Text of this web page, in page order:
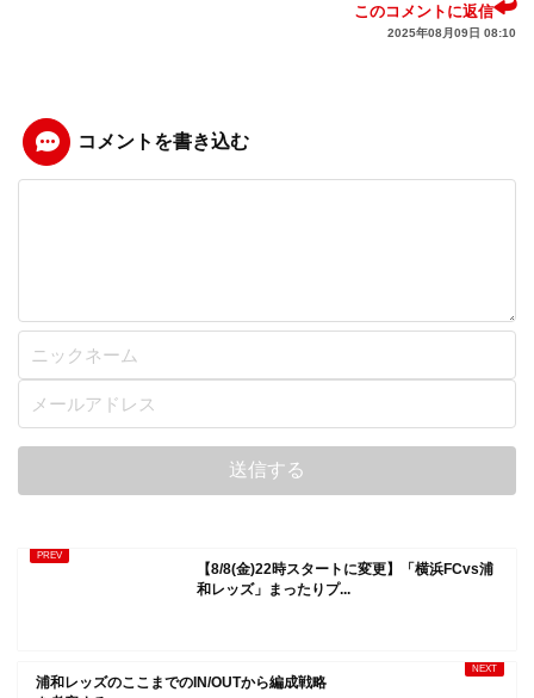
このコメントに返信
2025年08月09日 08:10
コメントを書き込む
【8/8(金)22時スタートに変更】「横浜FCvs浦
和レッズ」まったりプ...
浦和レッズのここまでのIN/OUTから編成戦略